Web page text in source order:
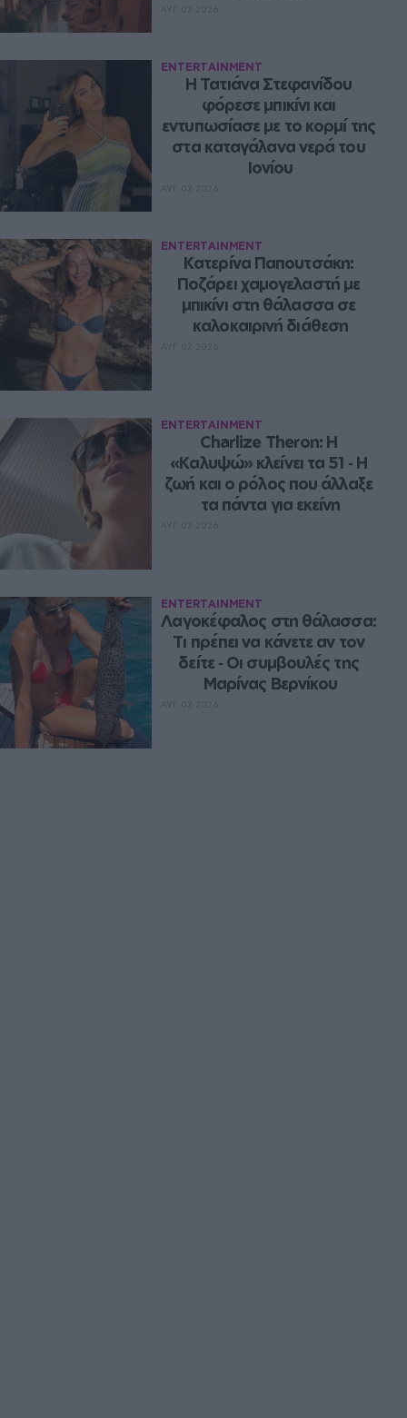
ENTERTAINMENT
Η Τατιάνα Στεφανίδου
φόρεσε μπικίνι και
εντυπωσίασε με το κορμί της
στα καταγάλανα νερά του
Ιονίου
ENTERTAINMENT
Κατερίνα Παπουτσάκη:
Ποζάρει χαμογελαστή με
μπικίνι στη θάλασσα σε
καλοκαιρινή διάθεση
ENTERTAINMENT
Charlize Theron: Η
«Καλυψώ» κλείνει τα 51 ‑ H
ζωή και ο ρόλος που άλλαξε
τα πάντα για εκείνη
ENTERTAINMENT
Λαγοκέφαλος στη θάλασσα:
Τι πρέπει να κάνετε αν τον
δείτε ‑ Οι συμβουλές της
Μαρίνας Βερνίκου